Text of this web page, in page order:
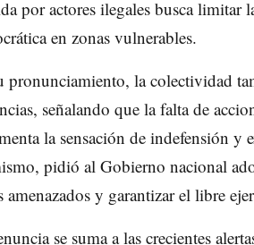
por actores ilegales busca
en zonas vulnerables.
pronunciamiento, la colectividad
señalando que la falta de
la sensación de indefensión y
pidió al Gobierno nacional
amenazados y garantizar el libre
se suma a las crecientes